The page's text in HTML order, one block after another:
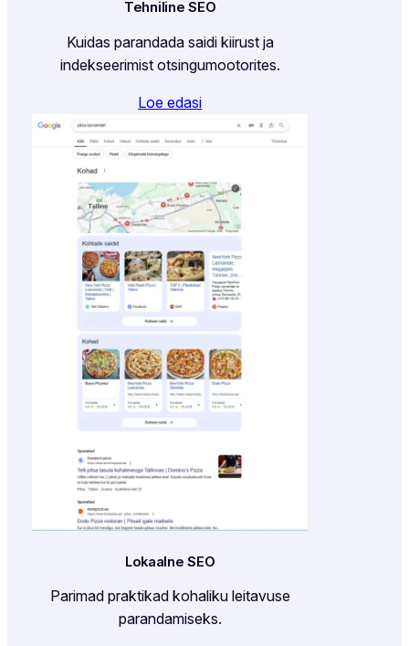
Tehniline SEO
Kuidas parandada saidi kiirust ja
indekseerimist otsingumootorites.
Loe edasi
Lokaalne SEO
Parimad praktikad kohaliku leitavuse
parandamiseks.